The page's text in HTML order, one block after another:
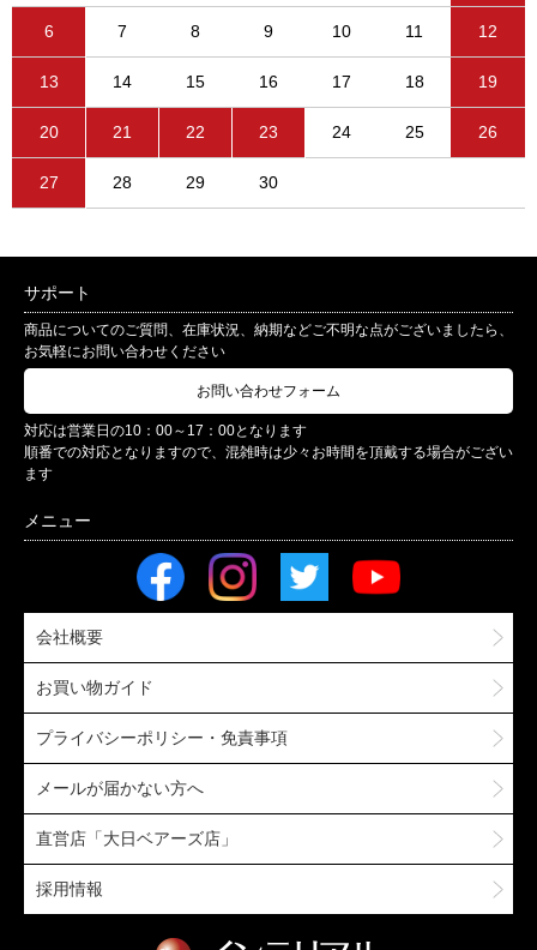
6 7 8 9 10 11 12
13 14 15 16 17 18 19
20 21 22 23 24 25 26
27 28 29 30
サポート
商品についてのご質問、在庫状況、納期などご不明な点がございましたら、
お気軽にお問い合わせください
お問い合わせフォーム
対応は営業日の10：00～17：00となります
順番での対応となりますので、混雑時は少々お時間を頂戴する場合がござい
ます
会社概要
お買い物ガイド
プライバシーポリシー・免責事項
メールが届かない方へ
直営店「大日ベアーズ店」
採用情報